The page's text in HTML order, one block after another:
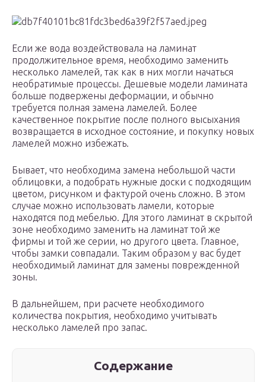
Если же вода воздействовала на ламинат
продолжительное время, необходимо заменить
несколько ламелей, так как в них могли начаться
необратимые процессы. Дешевые модели ламината
больше подвержены деформации, и обычно
требуется полная замена ламелей. Более
качественное покрытие после полного высыхания
возвращается в исходное состояние, и покупку новых
ламелей можно избежать.
Бывает, что необходима замена небольшой части
облицовки, а подобрать нужные доски с подходящим
цветом, рисунком и фактурой очень сложно. В этом
случае можно использовать ламели, которые
находятся под мебелью. Для этого ламинат в скрытой
зоне необходимо заменить на ламинат той же
фирмы и той же серии, но другого цвета. Главное,
чтобы замки совпадали. Таким образом у вас будет
необходимый ламинат для замены поврежденной
зоны.
В дальнейшем, при расчете необходимого
количества покрытия, необходимо учитывать
несколько ламелей про запас.
Содержание